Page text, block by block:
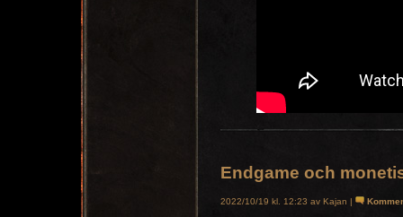
Endgame och
2022/10/19 kl. 12:23 av Kajan |